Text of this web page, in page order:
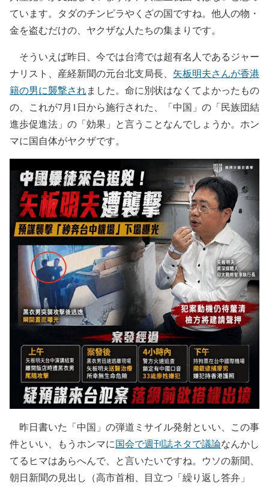
ています。タダのチンピラやくざの国ですね。他人の物・
金を盗むだけの、ヤクザな人たちの集まりです。
そういえば昨日、今では台湾では超有名人であるジャー
ナリスト、産経新聞の元台北支局長、 矢板明夫さんが香港
籍の男に襲撃されました。命に別状はなくてよかったもの
の、これが7月1日から施行された、「中国」の「民族団結
進歩促進法」の「効果」と言うことなんでしょうか。ホン
マに国自体がヤクザです。
昨日書いた「中国」の弾道ミサイル発射といい、この事
件といい、もうホンマに国会で週刊誌ネタで議論なんかし
てるヒマはあらへんで、と言いたいですね。ウソの新聞、
朝日新聞の見出し（高市首相、目立つ「繰り返し答弁」